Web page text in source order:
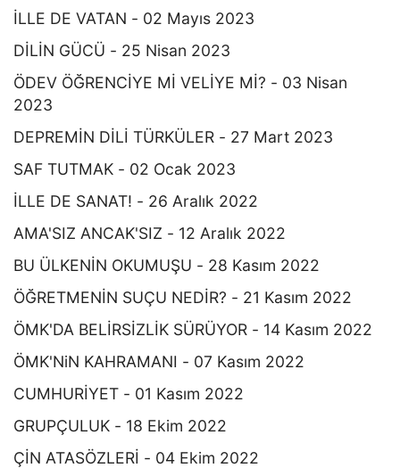
İLLE DE VATAN - 02 Mayıs 2023
DİLİN GÜCÜ - 25 Nisan 2023
ÖDEV ÖĞRENCİYE Mİ VELİYE Mİ? - 03 Nisan
2023
DEPREMİN DİLİ TÜRKÜLER - 27 Mart 2023
SAF TUTMAK - 02 Ocak 2023
İLLE DE SANAT! - 26 Aralık 2022
AMA'SIZ ANCAK'SIZ - 12 Aralık 2022
BU ÜLKENİN OKUMUŞU - 28 Kasım 2022
ÖĞRETMENİN SUÇU NEDİR? - 21 Kasım 2022
ÖMK'DA BELİRSİZLİK SÜRÜYOR - 14 Kasım 2022
ÖMK'NiN KAHRAMANI - 07 Kasım 2022
CUMHURİYET - 01 Kasım 2022
GRUPÇULUK - 18 Ekim 2022
ÇİN ATASÖZLERİ - 04 Ekim 2022